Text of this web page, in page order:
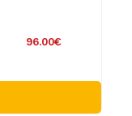
96.00€